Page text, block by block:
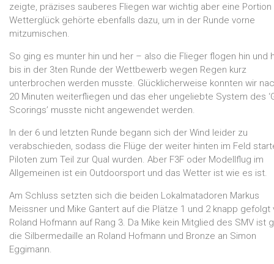
zeigte, präzises sauberes Fliegen war wichtig aber eine Portion
Wetterglück gehörte ebenfalls dazu, um in der Runde vorne
mitzumischen.
So ging es munter hin und her – also die Flieger flogen hin und
bis in der 3ten Runde der Wettbewerb wegen Regen kurz
unterbrochen werden musste. Glücklicherweise konnten wir
20 Minuten weiterfliegen und das eher ungeliebte System des
Scorings’ musste nicht angewendet werden.
In der 6 und letzten Runde begann sich der Wind leider zu
verabschieden, sodass die Flüge der weiter hinten im Feld
Piloten zum Teil zur Qual wurden. Aber F3F oder Modellflug im
Allgemeinen ist ein Outdoorsport und das Wetter ist wie es ist.
Am Schluss setzten sich die beiden Lokalmatadoren Markus
Meissner und Mike Gantert auf die Plätze 1 und 2 knapp gefolgt
Roland Hofmann auf Rang 3. Da Mike kein Mitglied des SMV ist
die Silbermedaille an Roland Hofmann und Bronze an Simon
Eggimann.